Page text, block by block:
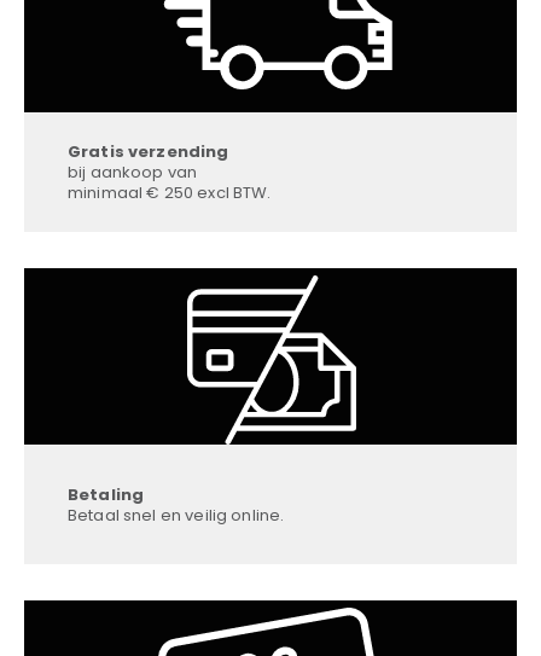
Gratis verzending
bij aankoop van
minimaal € 250 excl BTW.
Betaling
Betaal snel en veilig online.